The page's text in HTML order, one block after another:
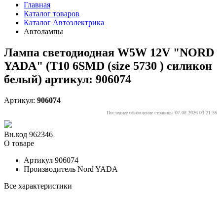
Главная
Каталог товаров
Каталог Автоэлектрика
Автолампы
Лампа светодиодная W5W 12V "NORD
YADA" (T10 6SMD (size 5730 ) силикон
белый) артикул: 906074
Артикул: 906074
Последнее обновление страницы 07.08.2026 03:21:36
Вн.код 962346
О товаре
Артикул 906074
Производитель Nord YADA
Все характеристики